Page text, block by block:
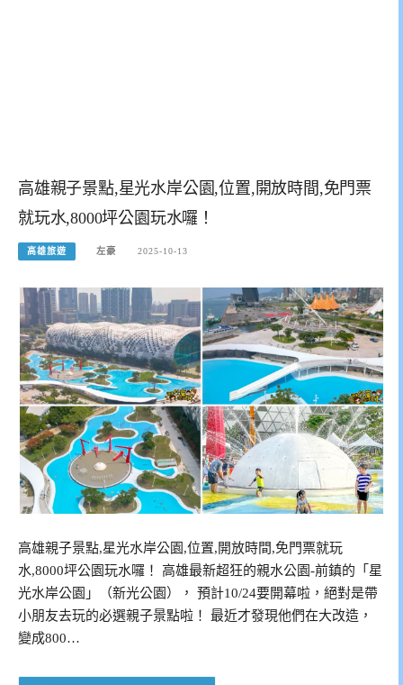
高雄親子景點,星光水岸公園,位置,開放時間,免門票
就玩水,8000坪公園玩水囉！
高雄旅遊 左豪 2025-10-13
高雄親子景點,星光水岸公園,位置,開放時間,免門票就玩
水,8000坪公園玩水囉！ 高雄最新超狂的親水公園-前鎮的「星
光水岸公園」（新光公園）， 預計10/24要開幕啦，絕對是帶
小朋友去玩的必選親子景點啦！ 最近才發現他們在大改造，
變成800…